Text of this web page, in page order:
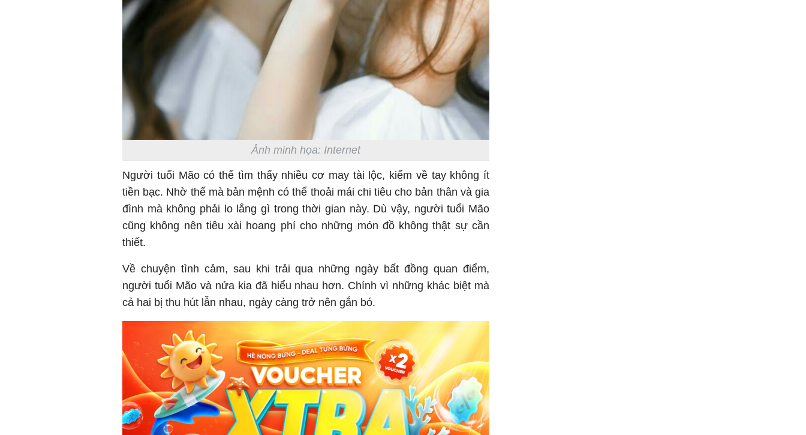
Ảnh minh họa: Internet
Người tuổi Mão có thể tìm thấy nhiều cơ may tài lộc, kiếm về tay không ít
tiền bạc. Nhờ thế mà bản mệnh có thể thoải mái chi tiêu cho bản thân và gia
đình mà không phải lo lắng gì trong thời gian này. Dù vậy, người tuổi Mão
cũng không nên tiêu xài hoang phí cho những món đồ không thật sự cần
thiết.
Về chuyện tình cảm, sau khi trải qua những ngày bất đồng quan điểm,
người tuổi Mão và nửa kia đã hiểu nhau hơn. Chính vì những khác biệt mà
cả hai bị thu hút lẫn nhau, ngày càng trở nên gắn bó.